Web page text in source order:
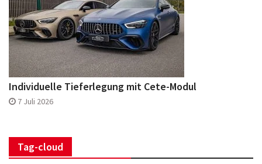
Individuelle Tieferlegung mit Cete-Modul
7 Juli 2026
Tag-cloud